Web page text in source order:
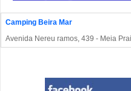
Camping Beira Mar
Avenida Nereu ramos, 439 - Meia